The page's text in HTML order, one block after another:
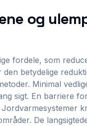
og
fordele, som
betydelige
Minimal
sigt. En barriere
De